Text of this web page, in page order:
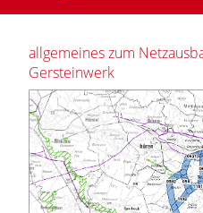
allgemeines zum
Gersteinwerk